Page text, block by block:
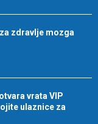
zdravlje mozga
vrata VIP
ulaznice za